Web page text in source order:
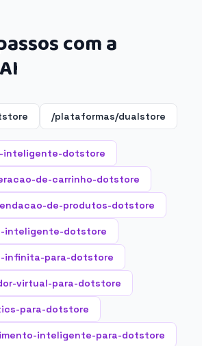
com a
/plataformas/dualstore
inteligente-dotstore
de-carrinho-dotstore
de-produtos-dotstore
inteligente-dotstore
infinita-para-dotstore
virtual-para-dotstore
para-dotstore
inteligente-para-dotstore